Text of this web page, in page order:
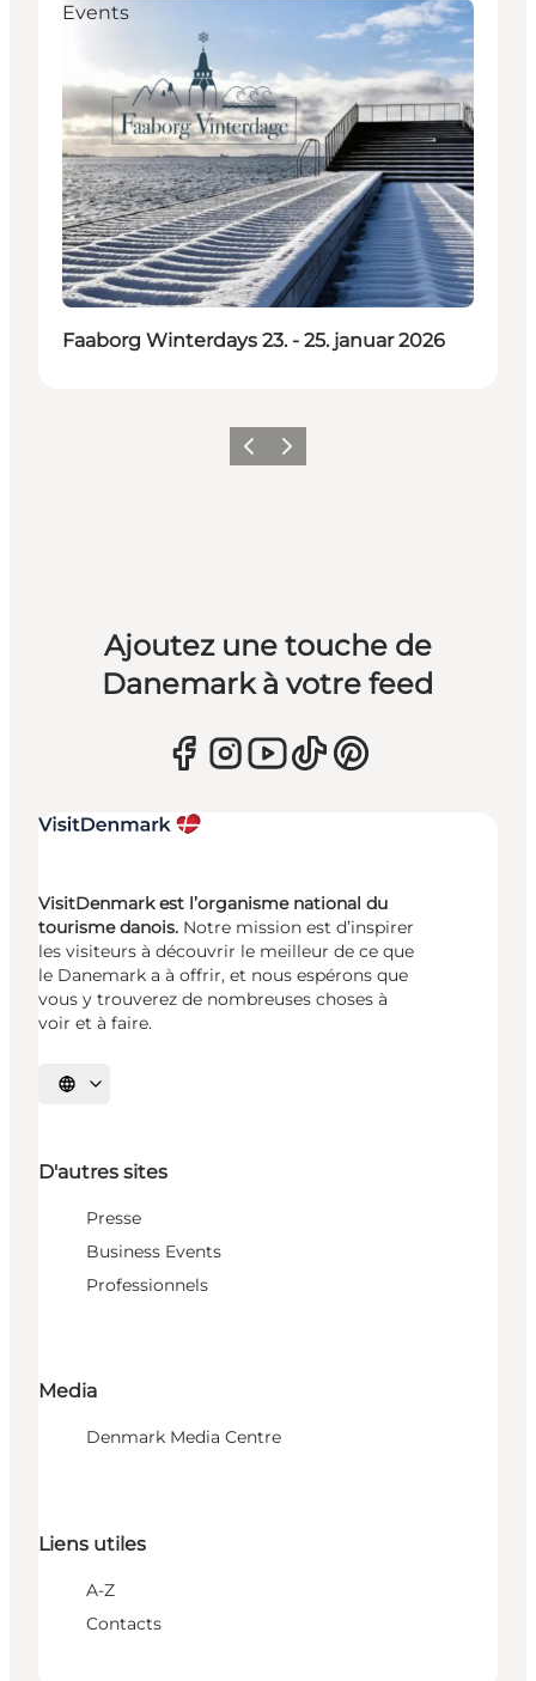
Events
Faaborg Winterdays 23. - 25. januar 2026
PrécédentSuivant
Ajoutez une touche de
Danemark à votre feed
VisitDenmark est l’organisme national du
tourisme danois. Notre mission est d’inspirer
les visiteurs à découvrir le meilleur de ce que
le Danemark a à offrir, et nous espérons que
vous y trouverez de nombreuses choses à
voir et à faire.
Choisissez la langue
D'autres sites
Presse
Business Events
Professionnels
Media
Denmark Media Centre
Liens utiles
A-Z
Contacts